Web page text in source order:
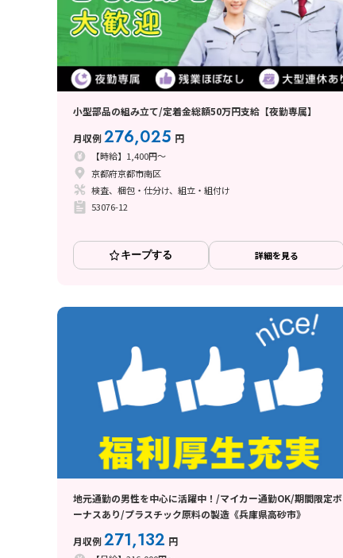
小型部品の組み立て/定着金総額50万円支給【夜勤専属】
月収例276,025 円
【時給】1,400円～
京都府京都市南区
検査、梱包・仕分け、組立・組付け
53076-12
キープする 詳細を見る
地元通勤の男性を中心に活躍中！/マイカー通勤OK/期間限定ボ
ーナスあり/プラスチック原料の製造《兵庫県高砂市》
月収例271,132 円